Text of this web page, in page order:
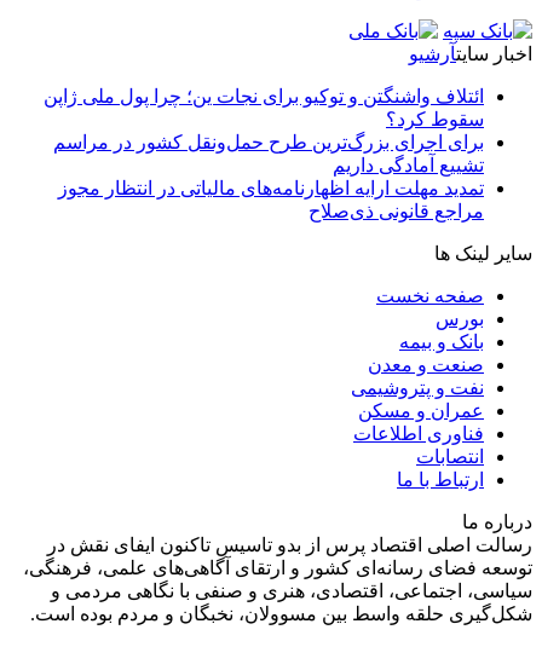
اخبار سایتآرشیو
ائتلاف واشنگتن و توکیو برای نجات ین؛ چرا پول ملی ژاپن
سقوط کرد؟
برای اجرای بزرگ‌ترین طرح حمل‌ونقل کشور در مراسم
تشییع آمادگی داریم
تمدید مهلت ارایه اظهارنامه‌های مالیاتی در انتظار مجوز
مراجع قانونی ذی‌‏صلاح
سایر لینک ها
صفحه نخست
بورس
بانک و بیمه
صنعت و معدن
نفت و پتروشیمی
عمران و مسکن
فناوری اطلاعات
انتصابات
ارتباط با ما
درباره ما
رسالت اصلی اقتصاد پرس از بدو تاسیس تاکنون ایفای نقش در
توسعه فضای رسانه‌ای کشور و ارتقای آگاهی‌های علمی، فرهنگی،
سیاسی، اجتماعی، اقتصادی، هنری و صنفی با نگاهی مردمی و
شکل‌گیری حلقه واسط بین مسوولان، نخبگان و مردم بوده است.